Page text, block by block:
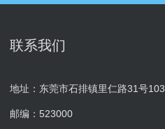
联系我们
地址：东莞市石排镇里仁路31号103
邮编：523000